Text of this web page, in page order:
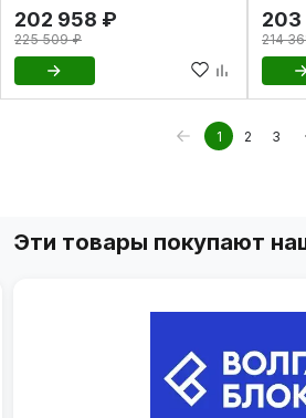
202 958 ₽
225 509 ₽
203
214
1 2 3
Эти товары покупают